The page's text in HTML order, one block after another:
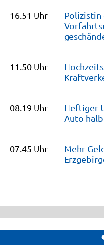
16.51 Uhr
Polizistin
11.50 Uhr
08.19 Uhr
Heftiger
Auto
07.45 Uhr
Mehr